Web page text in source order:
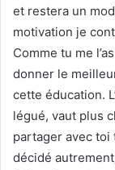
et restera un
motivation je
Comme tu me
donner le
cette éducation.
légué, vaut plus
partager avec toi
décidé